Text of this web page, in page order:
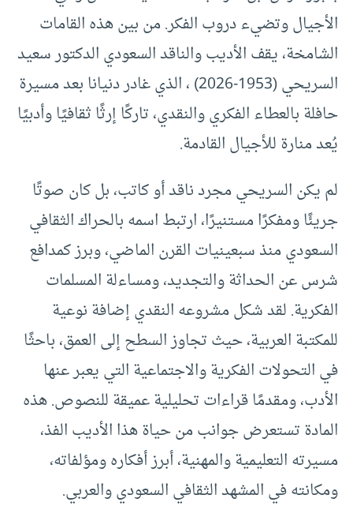
الأجيال وتضيء دروب الفكر. من بين هذه القامات
الشامخة، يقف الأديب والناقد السعودي الدكتور سعيد
السريحي (1953-2026) ، الذي غادر دنيانا بعد مسيرة
حافلة بالعطاء الفكري والنقدي، تاركًا إرثًا ثقافيًا وأدبيًا
يُعد منارة للأجيال القادمة.
لم يكن السريحي مجرد ناقد أو كاتب، بل كان صوتًا
جريئًا ومفكرًا مستنيرًا، ارتبط اسمه بالحراك الثقافي
السعودي منذ سبعينيات القرن الماضي، وبرز كمدافع
شرس عن الحداثة والتجديد، ومساءلة المسلمات
الفكرية. لقد شكل مشروعه النقدي إضافة نوعية
للمكتبة العربية، حيث تجاوز السطح إلى العمق، باحثًا
في التحولات الفكرية والاجتماعية التي يعبر عنها
الأدب، ومقدمًا قراءات تحليلية عميقة للنصوص. هذه
المادة تستعرض جوانب من حياة هذا الأديب الفذ،
مسيرته التعليمية والمهنية، أبرز أفكاره ومؤلفاته،
ومكانته في المشهد الثقافي السعودي والعربي.